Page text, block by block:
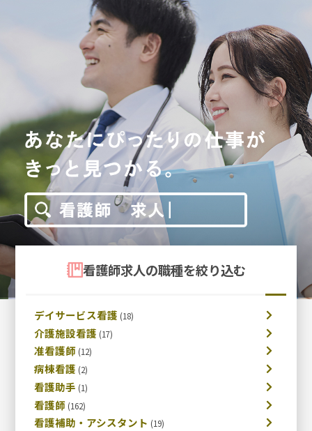
看護師求人の職種を絞り込む
デイサービス看護
介護施設看護
准看護師
病棟看護
看護助手
看護師
看護補助・アシスタント